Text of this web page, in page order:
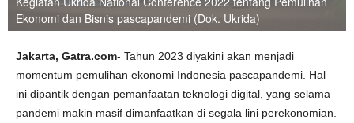
Ekonomi dan Bisnis pascapandemi (Dok. Ukrida)
Jakarta, Gatra.com- Tahun 2023 diyakini akan menjadi
momentum pemulihan ekonomi Indonesia pascapandemi. Hal
ini dipantik dengan pemanfaatan teknologi digital, yang selama
pandemi makin masif dimanfaatkan di segala lini perekonomian.